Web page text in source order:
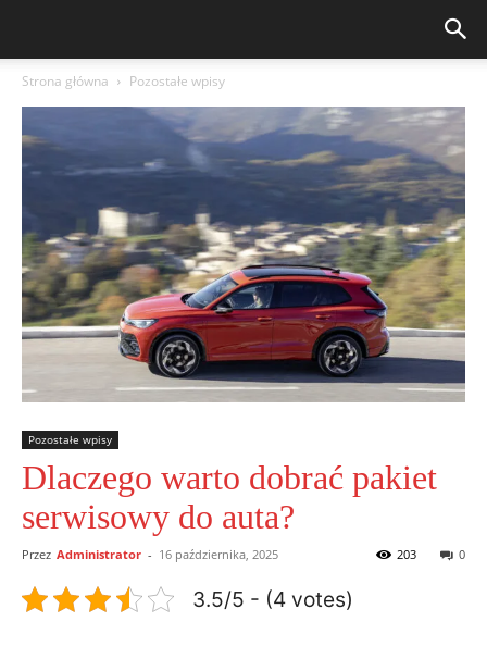
Strona główna Pozostałe wpisy
Pozostałe wpisy
Dlaczego warto dobrać pakiet
serwisowy do auta?
Przez Administrator - 16 października, 2025 0
203
3.5/5 - (4 votes)